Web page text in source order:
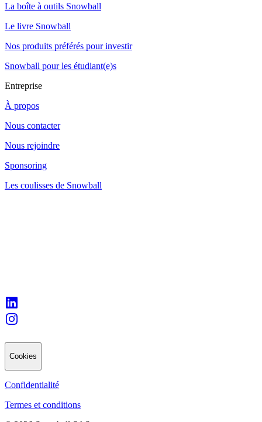
La boîte à outils Snowball
Le livre Snowball
Nos produits préférés pour investir
Snowball pour les étudiant(e)s
Entreprise
À propos
Nous contacter
Nous rejoindre
Sponsoring
Les coulisses de Snowball
Cookies
Confidentialité
Termes et conditions